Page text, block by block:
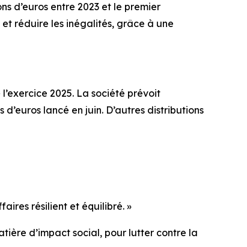
d’euros entre 2023 et le premier
réduire les inégalités, grâce à une
2025. La société prévoit
lancé en juin. D’autres distributions
résilient et équilibré. »
d’impact social, pour lutter contre la